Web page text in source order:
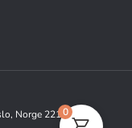
Norge 22151515
0